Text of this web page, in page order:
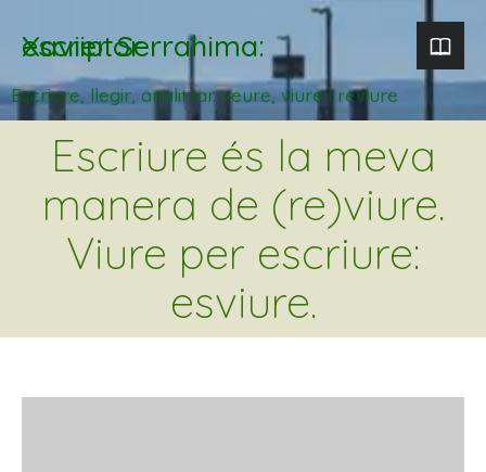
Xavier Serrahima: escriptor
Escriure, llegir, analitzar. veure, viure i reviure
Escriure és la meva
manera de (re)viure.
Viure per escriure:
esviure.